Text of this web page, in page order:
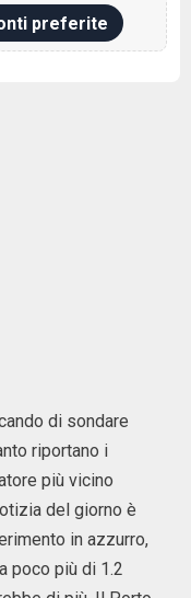
preferite
di sondare
riportano i
più vicino
del giorno è
in azzurro,
poco più di 1.2